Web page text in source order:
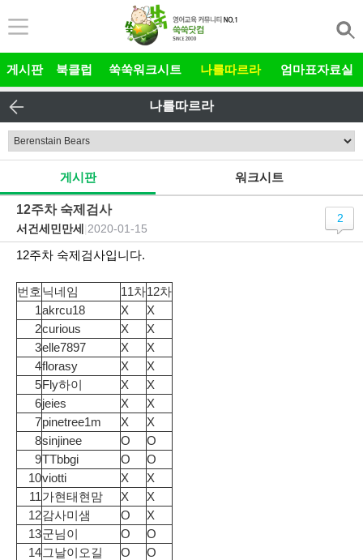
게시판 북클럽 쑥쑥워크시트 나를따르라 엄마표자료실
나를따르라
게시판 워크시트
12주차 숙제검사
서건세민만세 2020-01-15
2
12주차 숙제검사입니다.
번호 닉네임 11차12차
1akrcu18 X
X
2curious X
X
3elle7897 X
X
4florasy X
X
5Fly하이 X
X
6jeies X
X
7pinetree1m X
X
8sinjinee O
O
9TTbbgi O
O
10viotti X
X
11가현태현맘 X
X
12감사미샘 O
X
13군님이 O
O
14그날이오길 O
O